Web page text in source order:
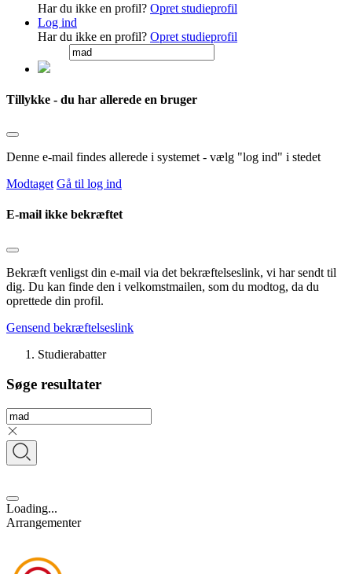
Har du ikke en profil? Opret studieprofil
Log ind
Har du ikke en profil? Opret studieprofil
Tillykke - du har allerede en bruger
Denne e-mail findes allerede i systemet - vælg "log ind" i stedet
Modtaget Gå til log ind
E-mail ikke bekræftet
Bekræft venligst din e-mail via det bekræftelseslink, vi har sendt til
dig. Du kan finde den i velkomstmailen, som du modtog, da du
oprettede din profil.
Gensend bekræftelseslink
Studierabatter
Søge resultater
Loading...
Arrangementer